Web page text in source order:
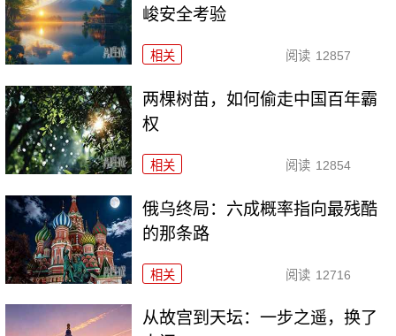
峻安全考验
相关 阅读 12857
两棵树苗，如何偷走中国百年霸
权
相关 阅读 12854
俄乌终局：六成概率指向最残酷
的那条路
相关 阅读 12716
从故宫到天坛：一步之遥，换了